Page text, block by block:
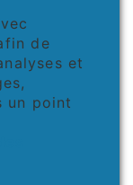
de
et
un point